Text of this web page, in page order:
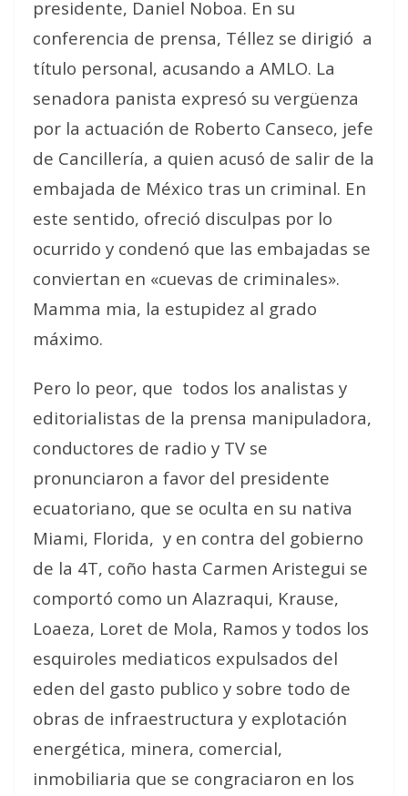
presidente, Daniel Noboa. En su
conferencia de prensa, Téllez se dirigió a
título personal, acusando a AMLO. La
senadora panista expresó su vergüenza
por la actuación de Roberto Canseco, jefe
de Cancillería, a quien acusó de salir de la
embajada de México tras un criminal. En
este sentido, ofreció disculpas por lo
ocurrido y condenó que las embajadas se
conviertan en «cuevas de criminales».
Mamma mia, la estupidez al grado
máximo.
Pero lo peor, que todos los analistas y
editorialistas de la prensa manipuladora,
conductores de radio y TV se
pronunciaron a favor del presidente
ecuatoriano, que se oculta en su nativa
Miami, Florida, y en contra del gobierno
de la 4T, coño hasta Carmen Aristegui se
comportó como un Alazraqui, Krause,
Loaeza, Loret de Mola, Ramos y todos los
esquiroles mediaticos expulsados del
eden del gasto publico y sobre todo de
obras de infraestructura y explotación
energética, minera, comercial,
inmobiliaria que se congraciaron en los